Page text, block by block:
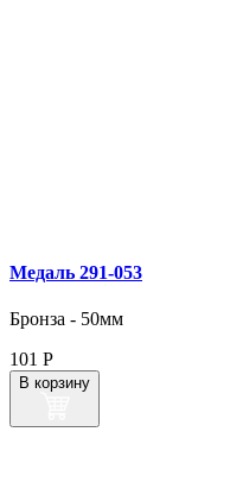
Медаль 291‑053
Бронза - 50мм
101 Р
В корзину